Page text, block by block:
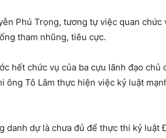
Phú Trọng, tương tự việc quan
tham nhũng, tiêu cực.
hết chức vụ của ba cựu lãnh đạo
Tô Lâm thực hiện việc kỷ luật
dự là chưa đủ để thực thi kỷ luật